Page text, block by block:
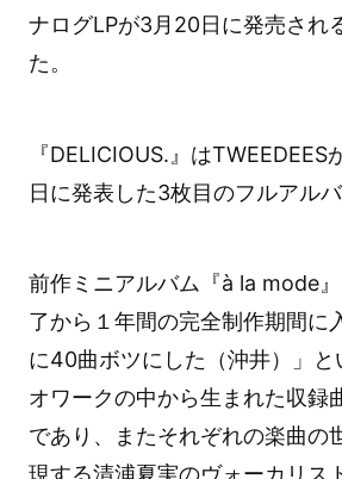
ナログLPが3月20日に発売され
た。
『DELICIOUS.』はTWEEDEES
日に発表した3枚目のフルアルバ
前作ミニアルバム『à la mode
了から１年間の完全制作期間に
に40曲ボツにした（沖井）」と
オワークの中から生まれた収録
であり、またそれぞれの楽曲の